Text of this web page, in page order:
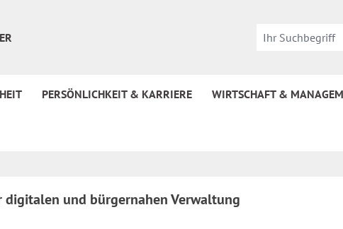
PERSÖNLICHKEIT & KARRIERE WIRTSCHAFT &
digitalen und bürgernahen Verwaltung